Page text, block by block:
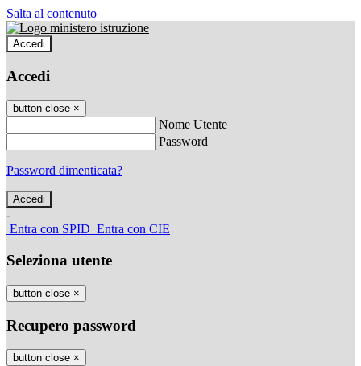
Salta al contenuto
Accedi
Accedi
button close ×
Nome Utente
Password
Password dimenticata?
-
Entra con SPID Entra con CIE
Seleziona utente
button close ×
Recupero password
button close ×